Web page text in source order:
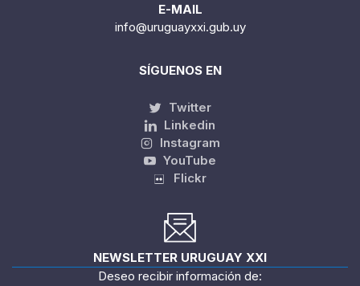
E-MAIL
info@uruguayxxi.gub.uy
SÍGUENOS EN
Twitter
Linkedin
Instagram
YouTube
Flickr
NEWSLETTER URUGUAY XXI
Deseo recibir información de: